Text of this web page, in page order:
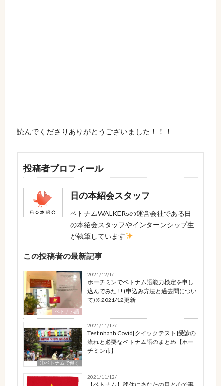
読んでくださりありがとうございました！！！
投稿者プロフィール
日の本紹会スタッフ
ベトナムWALKERsの運営会社である日
の本紹会スタッフやインターンシップ生
が執筆しています
この投稿者の最新記事
ベトナム語
2021/12/1/
ホーチミンでベトナム語能力検定を申し
込んでみた !! (申込み方法と過去問につい
て)※2021/12更新
①ベトナムで働く
2021/11/17/
Test nhanh Covid[クイックテスト]受診の
流れと必要なベトナム語のまとめ【ホー
チミン市】
2021/11/12/
【ベトナム】移住にあなたの目と心で事